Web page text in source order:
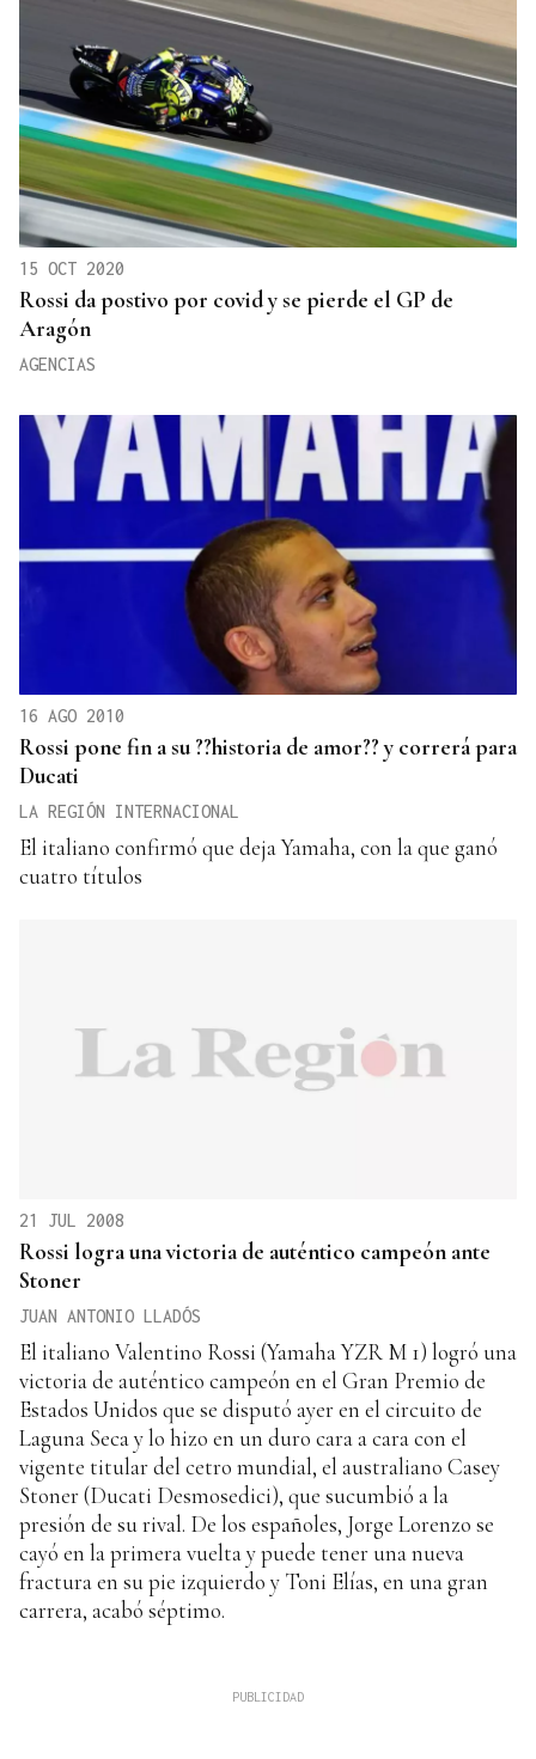
15 OCT 2020
Rossi da postivo por covid y se pierde el GP de
Aragón
AGENCIAS
16 AGO 2010
Rossi pone fin a su ??historia de amor?? y correrá para
Ducati
LA REGIÓN INTERNACIONAL
El italiano confirmó que deja Yamaha, con la que ganó
cuatro títulos
21 JUL 2008
Rossi logra una victoria de auténtico campeón ante
Stoner
JUAN ANTONIO LLADÓS
El italiano Valentino Rossi (Yamaha YZR M 1) logró una
victoria de auténtico campeón en el Gran Premio de
Estados Unidos que se disputó ayer en el circuito de
Laguna Seca y lo hizo en un duro cara a cara con el
vigente titular del cetro mundial, el australiano Casey
Stoner (Ducati Desmosedici), que sucumbió a la
presión de su rival. De los españoles, Jorge Lorenzo se
cayó en la primera vuelta y puede tener una nueva
fractura en su pie izquierdo y Toni Elías, en una gran
carrera, acabó séptimo.